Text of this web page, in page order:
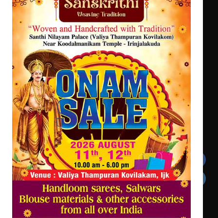
ഫിലിം സൊസൈറ്റി ആഗസ്റ്റ് 7
വെള്ളിയാഴ്ച സ്‌ക്രീൻ ചെയ്യുന്നു
സർഗ്ഗസാഹിതി- കവിതാസംഗമം 2026
കവിതാ ചർച്ച കാട്ടൂർ, ടി. കെ.
ബാലൻ ഹാളിൽ 16ന്
ഇടത്തരം മഴയ്ക്കും കാറ്റിനും
സാധ്യത ഇരിങ്ങാലക്കുടയിൽ 4.4
മില്ലി മീറ്റർ മഴ ലഭിച്ചു
Get In Touch
Twitter Facebook
LinkedIn Instagram
YouTube